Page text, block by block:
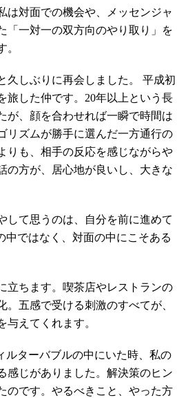
は対面での機会や、メッセンジャ
「一対一の双方向のやり取り」を
。
久しぶりに再会しました。 平成初
旅した仲です。20年以上という長
が、顔を合わせれば一瞬で時間は
リズムが勝手に選んだ一方通行の
りも、相手の反応を感じながらや
の方が、居心地が良いし、大きな
して思うのは、自分を前に進めて
中ではなく、対面の中にこそある
立ちます。喫茶店やレストランの
。五感で受ける刺激のすべてが、
与えてくれます。
ルターバブルの中にいた時、私の
感じがありました。解決策のヒン
のです。やるべきこと、やった方